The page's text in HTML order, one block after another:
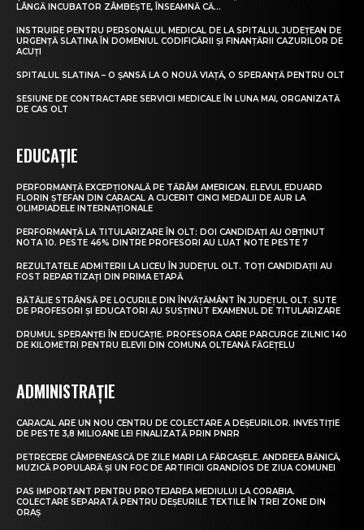
LÂNGĂ INCUBATOR ZÂMBEȘTE, ÎNSEAMNĂ CĂ...
INSTRUIRE PENTRU PERSONALUL MEDICAL DE LA SPITALUL JUDEȚEAN DE
URGENȚĂ SLATINA ÎN DOMENIUL CODIFICĂRII ȘI FINANȚĂRII CAZURILOR DE
ACUȚI
SPITALUL SLATINA – O ȘANSĂ LA O NOUĂ VIAȚĂ, O SPERANȚĂ PENTRU OLT
SESIUNE DE CONTRACTARE SERVICII MEDICALE ÎN LUNA MAI, ORGANIZATĂ
DE CAS OLT
EDUCAȚIE
PERFORMANȚĂ EXCEPȚIONALĂ PE TĂRÂM AMERICAN. ELEVUL EDUARD
FLORIN ȘTEFAN DIN CARACAL A CUCERIT CINCI MEDALII DE AUR LA
OLIMPIADELE INTERNAȚIONALE
PERFORMANȚĂ LA TITULARIZARE ÎN OLT: DOI CANDIDAȚI AU OBȚINUT
NOTA 10. PESTE 46% DINTRE PROFESORI AU LUAT NOTE PESTE 7
REZULTATELE ADMITERII LA LICEU ÎN JUDEȚUL OLT. TOȚI CANDIDAȚII AU
FOST REPARTIZAȚI DIN PRIMA ETAPĂ
BĂTĂLIE STRÂNSĂ PE LOCURILE DIN ÎNVĂȚĂMÂNT ÎN JUDEȚUL OLT. SUTE
DE PROFESORI ȘI EDUCATORI AU SUSȚINUT EXAMENUL DE TITULARIZARE
DRUMUL SPERANȚEI ÎN EDUCAȚIE. PROFESORA CARE PARCURGE ZILNIC 140
DE KILOMETRI PENTRU ELEVII DIN COMUNA OLTEANĂ FĂGEȚELU
ADMINISTRAȚIE
CARACAL ARE UN NOU CENTRU DE COLECTARE A DEȘEURILOR. INVESTIȚIE
DE PESTE 3,8 MILIOANE LEI FINALIZATĂ PRIN PNRR
PETRECERE CÂMPENEASCĂ DE ZILE MARI LA FĂRCAȘELE. ANDREEA BĂNICĂ,
MUZICĂ POPULARĂ ȘI UN FOC DE ARTIFICII GRANDIOS DE ZIUA COMUNEI
PAS IMPORTANT PENTRU PROTEJAREA MEDIULUI LA CORABIA.
COLECTARE SEPARATĂ PENTRU DEȘEURILE TEXTILE ÎN TREI ZONE DIN
ORAȘ